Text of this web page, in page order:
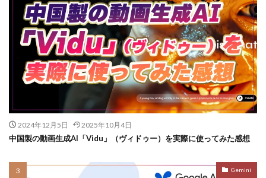
2024年12月5日 2025年10月4日
中国製の動画生成AI「Vidu」（ヴィドゥー）を実際に使ってみた感想
Gemini